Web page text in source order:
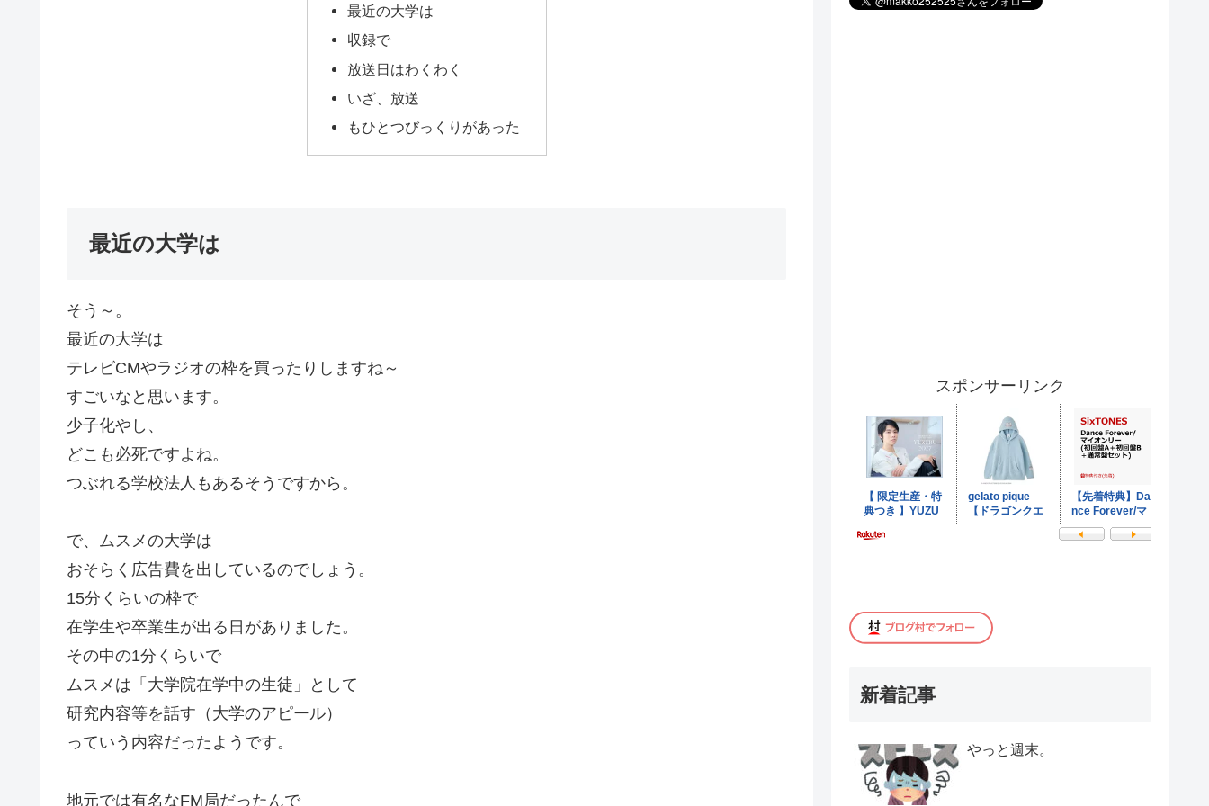
最近の大学は
収録で
放送日はわくわく
いざ、放送
もひとつびっくりがあった
最近の大学は
そう～。
最近の大学は
テレビCMやラジオの枠を買ったりしますね～
すごいなと思います。
少子化やし、
どこも必死ですよね。
つぶれる学校法人もあるそうですから。
で、ムスメの大学は
おそらく広告費を出しているのでしょう。
15分くらいの枠で
在学生や卒業生が出る日がありました。
その中の1分くらいで
ムスメは「大学院在学中の生徒」として
研究内容等を話す（大学のアピール）
っていう内容だったようです。
地元では有名なFM局だったんで
スポンサーリンク
新着記事
やっと週末。